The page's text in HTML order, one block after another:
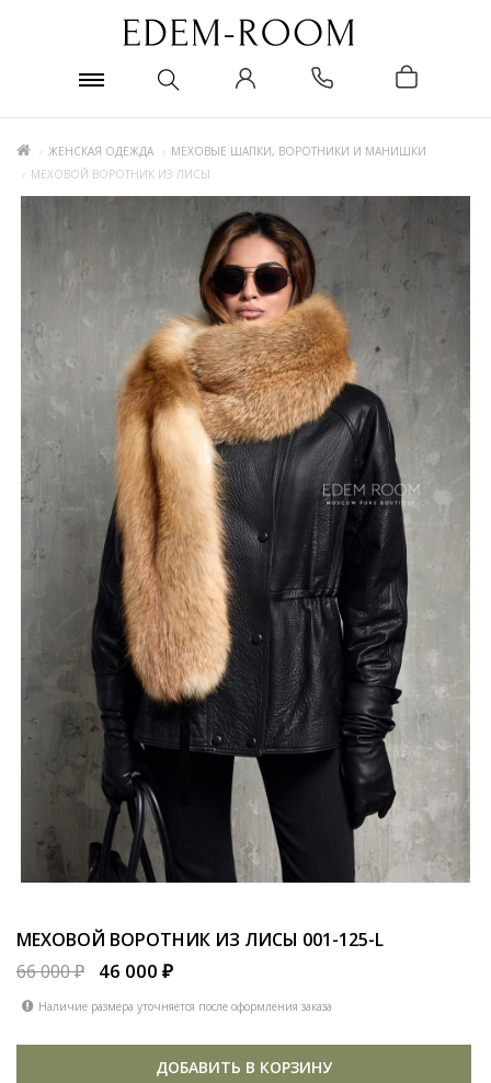
ЖЕНСКАЯ ОДЕЖДА
МЕХОВЫЕ ШАПКИ, ВОРОТНИКИ И МАНИШКИ
МЕХОВОЙ ВОРОТНИК ИЗ ЛИСЫ
МЕХОВОЙ ВОРОТНИК ИЗ ЛИСЫ 001-125-L
66 000 ₽
46 000 ₽
Наличие размера уточняется после оформления заказа
ДОБАВИТЬ В КОРЗИНУ